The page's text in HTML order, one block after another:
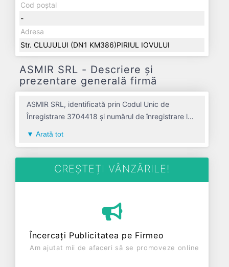
Cod poștal
-
Adresa
Str. CLUJULUI (DN1 KM386)PIRIUL IOVULUI
ASMIR SRL - Descriere și
prezentare generală firmă
ASMIR SRL, identificată prin Codul Unic de
Înregistrare 3704418 și numărul de înregistrare la
echipamentele de uz casnic avand codul 2825. Cu
sediul social poziționat în zona de Centru a țării, în
semnificativă pe piața de profil. ASMIR SRL a fost
fondată în anul 1993, având o vechime de 33 ani.
profit de 0 RON și o cifră de afaceri de 0 RON,
gestionând operațiunile cu un număr mediu de 0
Arată tot
CREȘTEȚI VÂNZĂRILE!
Încercați Publicitatea pe Firmeo
Am ajutat mii de afaceri să se promoveze online